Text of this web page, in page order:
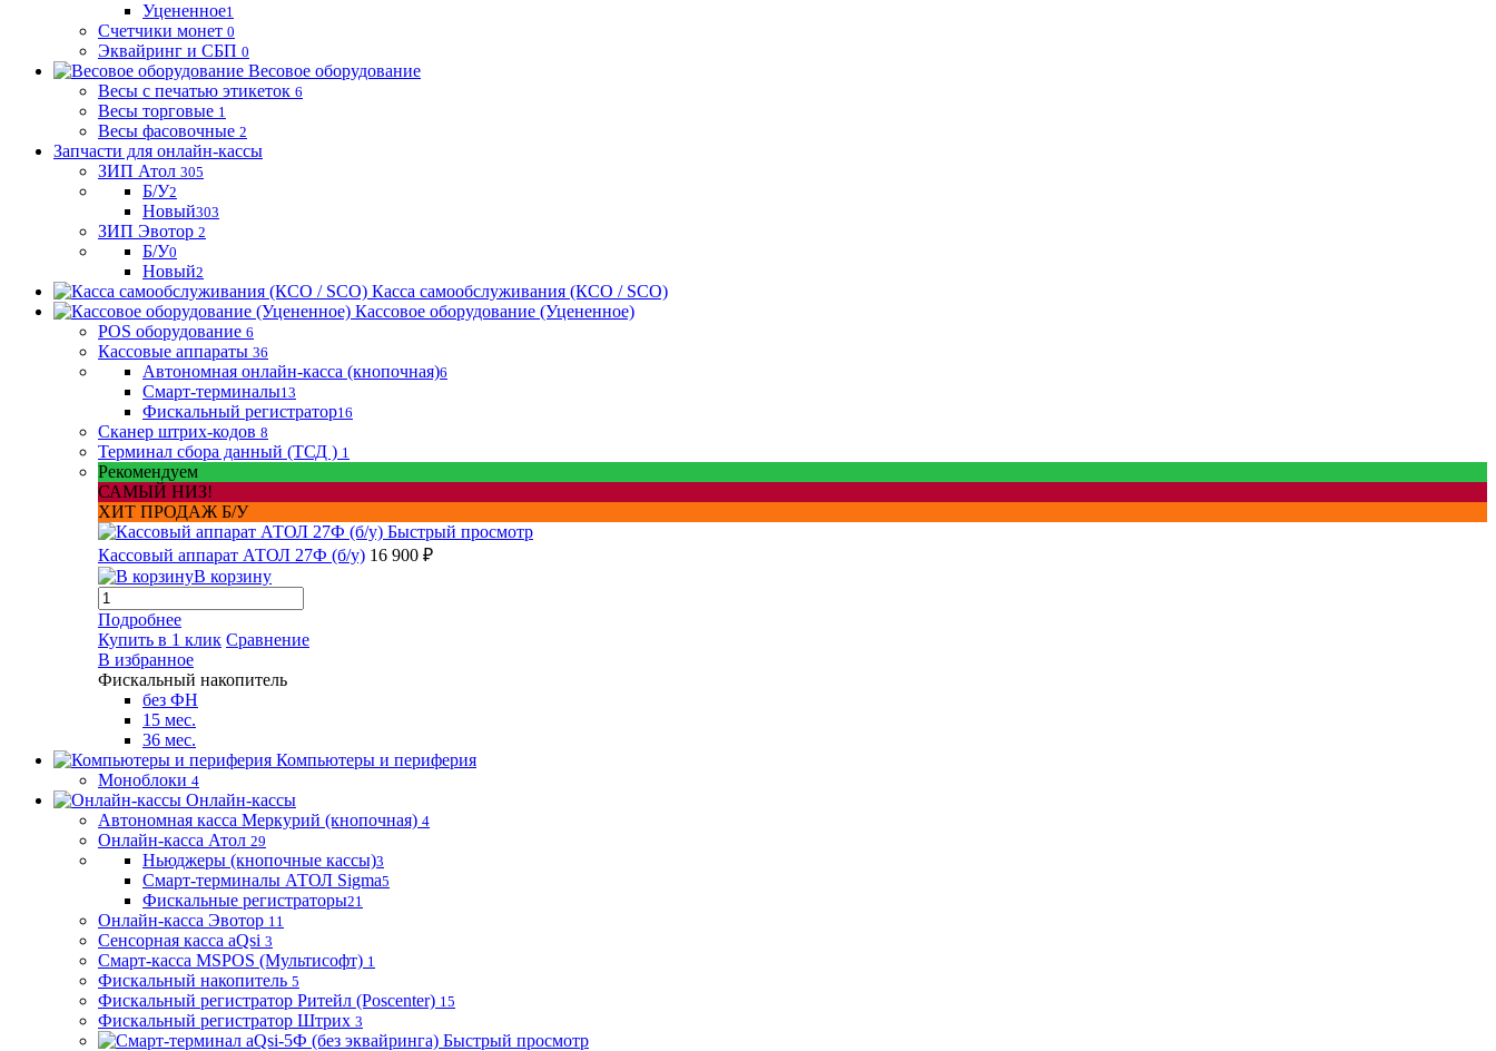
Уцененное1
Счетчики монет 0
Эквайринг и СБП 0
Весовое оборудование
Весы с печатью этикеток 6
Весы торговые 1
Весы фасовочные 2
Запчасти для онлайн-кассы
ЗИП Атол 305
Б/У2
Новый303
ЗИП Эвотор 2
Б/У0
Новый2
Касса самообслуживания (КСО / SCO)
Кассовое оборудование (Уцененное)
POS оборудование 6
Кассовые аппараты 36
Автономная онлайн-касса (кнопочная)6
Смарт-терминалы13
Фискальный регистратор16
Сканер штрих-кодов 8
Терминал сбора данный (ТСД ) 1
Рекомендуем
САМЫЙ НИЗ!
ХИТ ПРОДАЖ Б/У
Быстрый просмотр
Кассовый аппарат АТОЛ 27Ф (б/у) 16 900 ₽
В корзину
Подробнее
Купить в 1 клик Сравнение
В избранное
Фискальный накопитель
без ФН
15 мес.
36 мес.
Компьютеры и периферия
Моноблоки 4
Онлайн-кассы
Автономная касса Меркурий (кнопочная) 4
Онлайн-касса Атол 29
Ньюджеры (кнопочные кассы)3
Смарт-терминалы АТОЛ Sigma5
Фискальные регистраторы21
Онлайн-касса Эвотор 11
Сенсорная касса aQsi 3
Смарт-касса MSPOS (Мультисофт) 1
Фискальный накопитель 5
Фискальный регистратор Ритейл (Poscenter) 15
Фискальный регистратор Штрих 3
Быстрый просмотр